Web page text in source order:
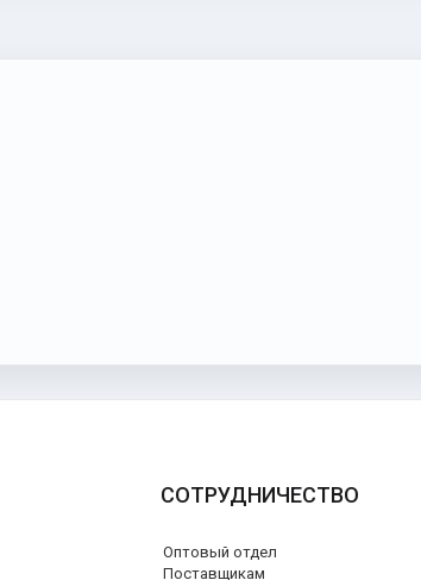
СОТРУДНИЧЕСТВО
Оптовый отдел
Поставщикам